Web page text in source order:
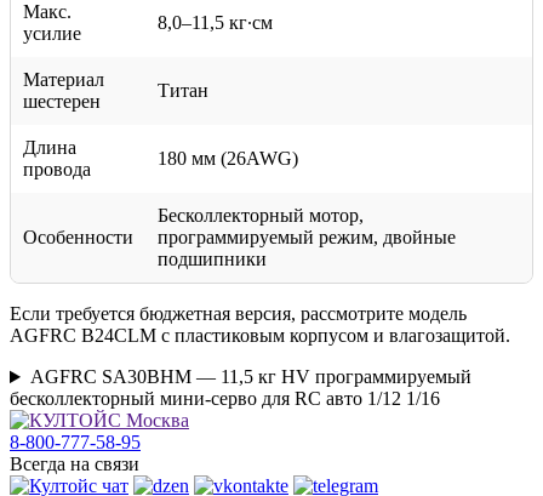
Макс.
усилие
8,0–11,5 кг∙см
Материал
шестерен
Титан
Длина
провода
180 мм (26AWG)
Особенности
Бесколлекторный мотор,
программируемый режим, двойные
подшипники
Если требуется бюджетная версия, рассмотрите модель
AGFRC B24CLM с пластиковым корпусом и влагозащитой.
AGFRC SA30BHM — 11,5 кг HV программируемый
бесколлекторный мини-серво для RC авто 1/12 1/16
8-800-777-58-95
Всегда на связи